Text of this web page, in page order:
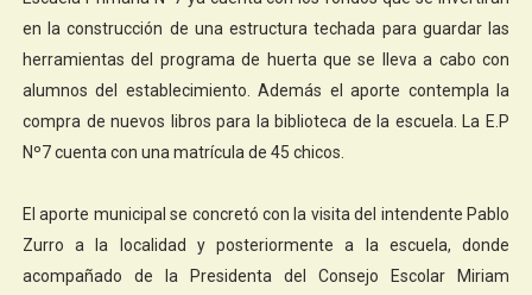
en la construcción de una estructura techada para guardar las
herramientas del programa de huerta que se lleva a cabo con
alumnos del establecimiento. Además el aporte contempla la
compra de nuevos libros para la biblioteca de la escuela. La E.P
Nº7 cuenta con una matrícula de 45 chicos.
El aporte municipal se concretó con la visita del intendente Pablo
Zurro a la localidad y posteriormente a la escuela, donde
acompañado de la Presidenta del Consejo Escolar Miriam